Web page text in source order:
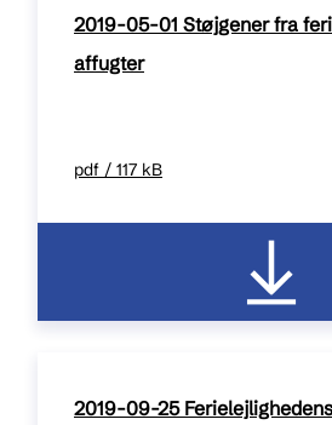
2019-05-01 Støjgener fra
affugter
pdf / 117 kB
2019-09-25 Ferielejlighedens